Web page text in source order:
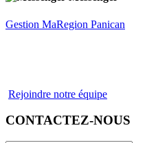
Gestion MaRegion Panican
Rejoindre notre équipe
CONTACTEZ-NOUS